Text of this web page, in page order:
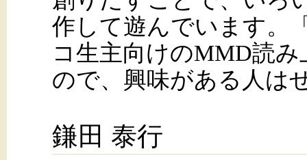
作して遊んでいます。
コ生主向けのMMD読
ので、興味がある人は
鎌田 泰行